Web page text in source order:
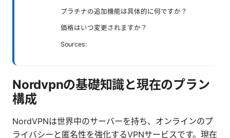
プラチナの追加機能は具体的に何ですか？
価格はいつ変更されますか？
Sources:
Nordvpnの基礎知識と現在のプラン
構成
NordVPNは世界中のサーバーを持ち、オンラインのプ
ライバシーと匿名性を強化するVPNサービスです。現在